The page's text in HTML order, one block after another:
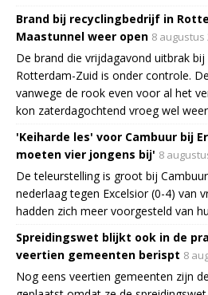
Brand bij recyclingbedrijf in
Maastunnel weer open 8 augustus
De brand die vrijdagavond uitbrak
Rotterdam-Zuid is onder controle.
vanwege de rook even voor al het
kon zaterdagochtend vroeg wel
'Keiharde les' voor Cambuur bij
moeten vier jongens bij' 8
De teleurstelling is groot bij
nederlaag tegen Excelsior (0-4) van
hadden zich meer voorgesteld van
Spreidingswet blijkt ook in de
veertien gemeenten berispt 8
Nog eens veertien gemeenten zijn